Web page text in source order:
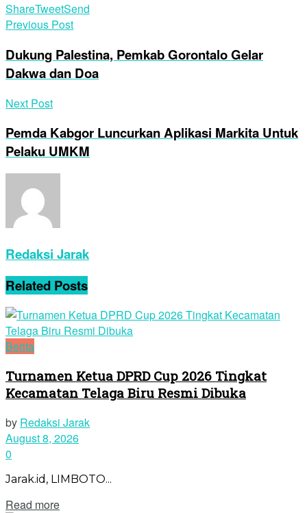
ShareTweetSend
Previous Post
Dukung Palestina, Pemkab Gorontalo Gelar
Dakwa dan Doa
Next Post
Pemda Kabgor Luncurkan Aplikasi Markita Untuk
Pelaku UMKM
Redaksi Jarak
Related Posts
Berita
Turnamen Ketua DPRD Cup 2026 Tingkat
Kecamatan Telaga Biru Resmi Dibuka
by Redaksi Jarak
August 8, 2026
0
Jarak.id, LIMBOTO...
Read more